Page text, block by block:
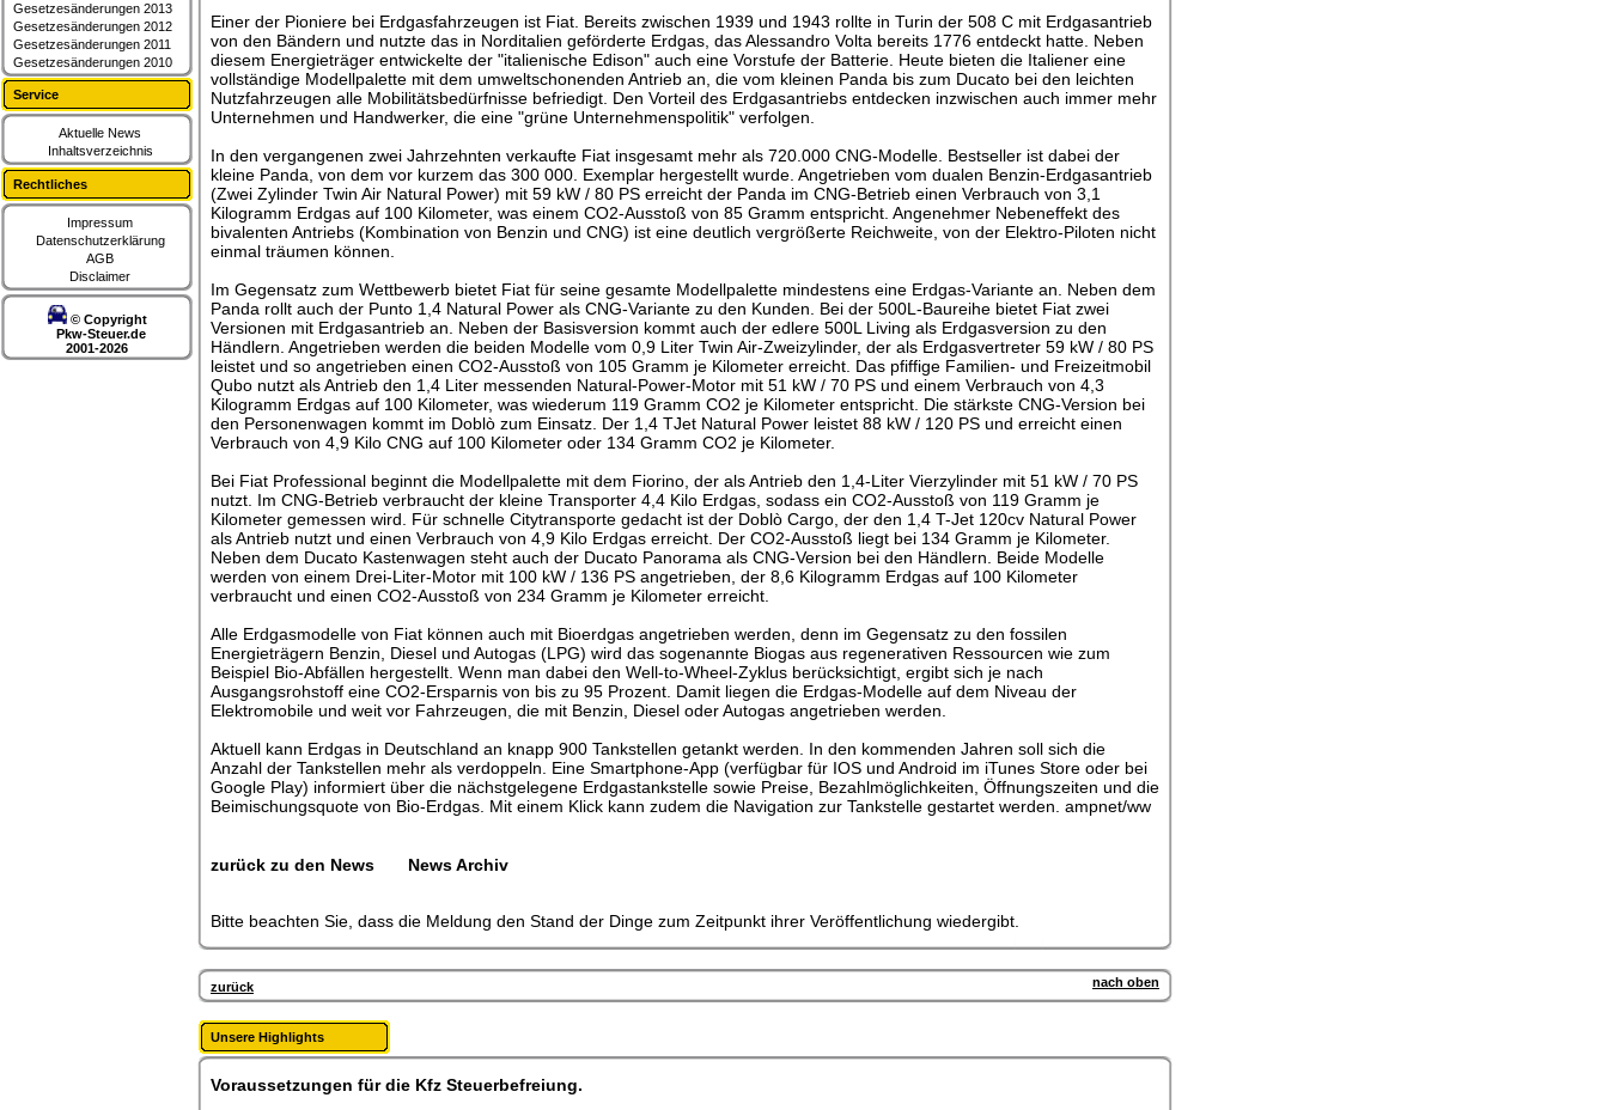
Einer der Pioniere bei Erdgasfahrzeugen ist Fiat. Bereits zwischen 1939 und 1943 rollte in Turin der 508 C mit Erdgasantrieb
von den Bändern und nutzte das in Norditalien geförderte Erdgas, das Alessandro Volta bereits 1776 entdeckt hatte. Neben
diesem Energieträger entwickelte der "italienische Edison" auch eine Vorstufe der Batterie. Heute bieten die Italiener eine
vollständige Modellpalette mit dem umweltschonenden Antrieb an, die vom kleinen Panda bis zum Ducato bei den leichten
Nutzfahrzeugen alle Mobilitätsbedürfnisse befriedigt. Den Vorteil des Erdgasantriebs entdecken inzwischen auch immer mehr
Unternehmen und Handwerker, die eine "grüne Unternehmenspolitik" verfolgen.
In den vergangenen zwei Jahrzehnten verkaufte Fiat insgesamt mehr als 720.000 CNG-Modelle. Bestseller ist dabei der
kleine Panda, von dem vor kurzem das 300 000. Exemplar hergestellt wurde. Angetrieben vom dualen Benzin-Erdgasantrieb
(Zwei Zylinder Twin Air Natural Power) mit 59 kW / 80 PS erreicht der Panda im CNG-Betrieb einen Verbrauch von 3,1
Kilogramm Erdgas auf 100 Kilometer, was einem CO2-Ausstoß von 85 Gramm entspricht. Angenehmer Nebeneffekt des
bivalenten Antriebs (Kombination von Benzin und CNG) ist eine deutlich vergrößerte Reichweite, von der Elektro-Piloten nicht
einmal träumen können.
Im Gegensatz zum Wettbewerb bietet Fiat für seine gesamte Modellpalette mindestens eine Erdgas-Variante an. Neben dem
Panda rollt auch der Punto 1,4 Natural Power als CNG-Variante zu den Kunden. Bei der 500L-Baureihe bietet Fiat zwei
Versionen mit Erdgasantrieb an. Neben der Basisversion kommt auch der edlere 500L Living als Erdgasversion zu den
Händlern. Angetrieben werden die beiden Modelle vom 0,9 Liter Twin Air-Zweizylinder, der als Erdgasvertreter 59 kW / 80 PS
leistet und so angetrieben einen CO2-Ausstoß von 105 Gramm je Kilometer erreicht. Das pfiffige Familien- und Freizeitmobil
Qubo nutzt als Antrieb den 1,4 Liter messenden Natural-Power-Motor mit 51 kW / 70 PS und einem Verbrauch von 4,3
Kilogramm Erdgas auf 100 Kilometer, was wiederum 119 Gramm CO2 je Kilometer entspricht. Die stärkste CNG-Version bei
den Personenwagen kommt im Doblò zum Einsatz. Der 1,4 TJet Natural Power leistet 88 kW / 120 PS und erreicht einen
Verbrauch von 4,9 Kilo CNG auf 100 Kilometer oder 134 Gramm CO2 je Kilometer.
Bei Fiat Professional beginnt die Modellpalette mit dem Fiorino, der als Antrieb den 1,4-Liter Vierzylinder mit 51 kW / 70 PS
nutzt. Im CNG-Betrieb verbraucht der kleine Transporter 4,4 Kilo Erdgas, sodass ein CO2-Ausstoß von 119 Gramm je
Kilometer gemessen wird. Für schnelle Citytransporte gedacht ist der Doblò Cargo, der den 1,4 T-Jet 120cv Natural Power
als Antrieb nutzt und einen Verbrauch von 4,9 Kilo Erdgas erreicht. Der CO2-Ausstoß liegt bei 134 Gramm je Kilometer.
Neben dem Ducato Kastenwagen steht auch der Ducato Panorama als CNG-Version bei den Händlern. Beide Modelle
werden von einem Drei-Liter-Motor mit 100 kW / 136 PS angetrieben, der 8,6 Kilogramm Erdgas auf 100 Kilometer
verbraucht und einen CO2-Ausstoß von 234 Gramm je Kilometer erreicht.
Alle Erdgasmodelle von Fiat können auch mit Bioerdgas angetrieben werden, denn im Gegensatz zu den fossilen
Energieträgern Benzin, Diesel und Autogas (LPG) wird das sogenannte Biogas aus regenerativen Ressourcen wie zum
Beispiel Bio-Abfällen hergestellt. Wenn man dabei den Well-to-Wheel-Zyklus berücksichtigt, ergibt sich je nach
Ausgangsrohstoff eine CO2-Ersparnis von bis zu 95 Prozent. Damit liegen die Erdgas-Modelle auf dem Niveau der
Elektromobile und weit vor Fahrzeugen, die mit Benzin, Diesel oder Autogas angetrieben werden.
Aktuell kann Erdgas in Deutschland an knapp 900 Tankstellen getankt werden. In den kommenden Jahren soll sich die
Anzahl der Tankstellen mehr als verdoppeln. Eine Smartphone-App (verfügbar für IOS und Android im iTunes Store oder bei
Google Play) informiert über die nächstgelegene Erdgastankstelle sowie Preise, Bezahlmöglichkeiten, Öffnungszeiten und die
Beimischungsquote von Bio-Erdgas. Mit einem Klick kann zudem die Navigation zur Tankstelle gestartet werden. ampnet/ww
zurück zu den News News Archiv
Bitte beachten Sie, dass die Meldung den Stand der Dinge zum Zeitpunkt ihrer Veröffentlichung wiedergibt.
zurück nach oben
Unsere Highlights
Voraussetzungen für die Kfz Steuerbefreiung.
Gesetzesänderungen 2013
Gesetzesänderungen 2012
Gesetzesänderungen 2011
Gesetzesänderungen 2010
Service
Aktuelle News
Inhaltsverzeichnis
Rechtliches
Impressum
Datenschutzerklärung
AGB
Disclaimer
© Copyright
Pkw-Steuer.de
2001-2026